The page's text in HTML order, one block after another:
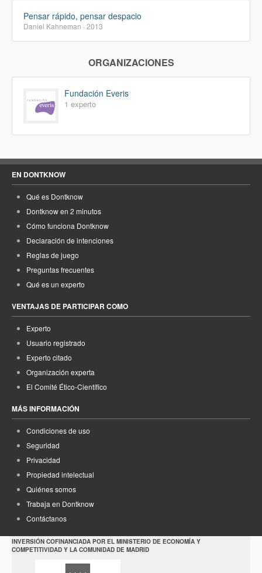
Pensar rápido, pensar despacio
Daniel Kahneman · 2013
ORGANIZACIONES
Fundación Everis
1 experto
EN DONTKNOW
Qué es Dontknow
Dontknow en 2 minutos
Cómo funciona Dontknow
Declaración de intenciones
Reglas de juego
Preguntas frecuentes
Qué es un experto
VENTAJAS DE PARTICIPAR COMO
Experto
Usuario registrado
Experto citado
Organización experta
El Comité Ético-Científico
MÁS INFORMACIÓN
Condiciones de uso
Seguridad
Privacidad
Propiedad intelectual
Quiénes somos
Trabaja en Dontknow
Contáctanos
INVERSIÓN COFINANCIADA POR EL MINISTERIO DE ECONOMÍA Y
COMPETITIVIDAD Y LA COMUNIDAD DE MADRID